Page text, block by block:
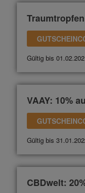
Gültig bis
VAAY: 10%
Gültig bis
CBDwelt: